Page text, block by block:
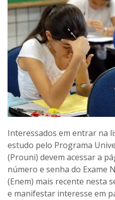
Interessados em entrar na
estudo pelo Programa
(Prouni) devem acessar a
número e senha do Exame
(Enem) mais recente nesta
e manifestar interesse em